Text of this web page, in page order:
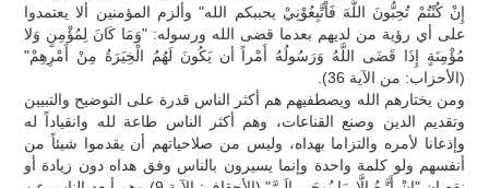
إِنْ كُنْتُمْ تُحِبُّونَ اللَّهَ فَاْتَّبِعُوْنِيْ يحببكم الله" وألزم المؤمنين ألا يعتمدوا
على أي رؤية من لديهم بعدما قضى الله ورسوله: "وَمَا كَانَ لِمُؤْمِنٍ وَلا
مُؤْمِنَةٍ إِذَا قَضَى اللَّهُ وَرَسُولُهُ أَمْراً أن يَكُونَ لَهُمُ الْخِيَرَةُ مِنْ أَمْرِهِمْ"
(الأحزاب: من الآية 36).
ومن يختارهم الله ويصطفيهم هم أكثر الناس قدرة على التوضيح والتبيين
وتقديم الدين وصنع القناعات، وهم أكثر الناس طاعة لله وانقياداً له
وإذعانا لأمره والتزاما بهداه، وليس من صلاحياتهم أن يقدموا شيئاً من
أنفسهم ولو كلمة واحدة وإنما يسيرون بالناس وفق هداه دون زيادة أو